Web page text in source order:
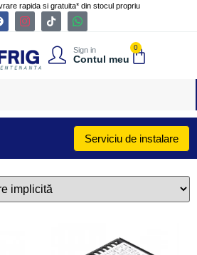
rapida si gratuita* din stocul propriu
Sign in
Contul meu
0
Serviciu de instalare